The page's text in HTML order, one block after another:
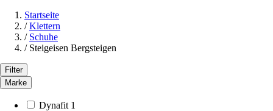
Startseite
/ Klettern
/ Schuhe
/ Steigeisen Bergsteigen
Filter
Marke
Dynafit 1